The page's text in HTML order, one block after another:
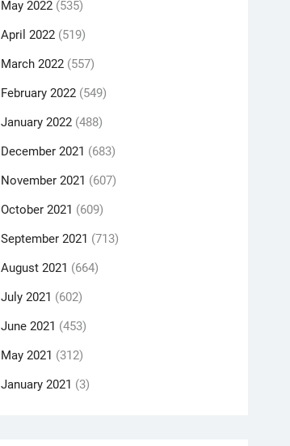
May 2022 (535)
April 2022 (519)
March 2022 (557)
February 2022 (549)
January 2022 (488)
December 2021 (683)
November 2021 (607)
October 2021 (609)
September 2021 (713)
August 2021 (664)
July 2021 (602)
June 2021 (453)
May 2021 (312)
January 2021 (3)